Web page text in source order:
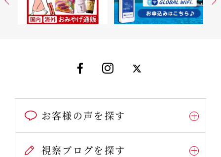
お客様の声を探す
視察ブログを探す